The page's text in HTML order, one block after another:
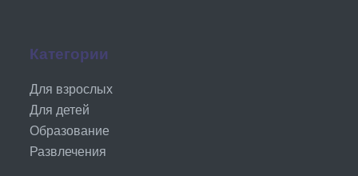
Категории
Для взрослых
Для детей
Образование
Развлечения